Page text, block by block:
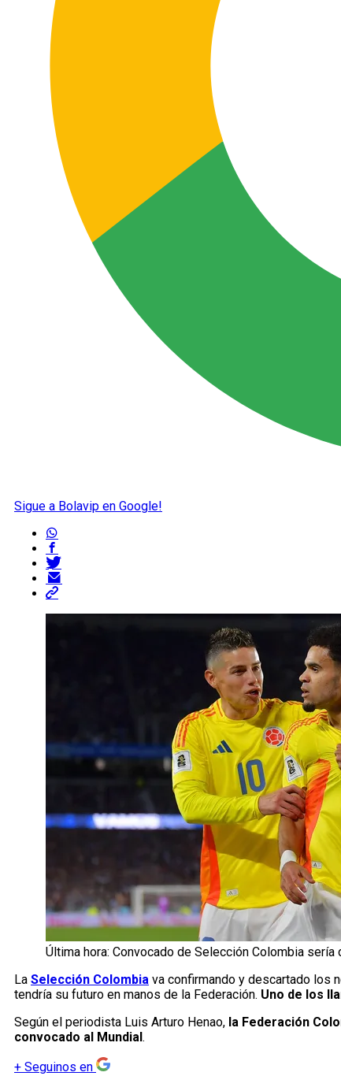
Sigue a Bolavip en Google!
Última hora: Convocado de Selección Colombia
La Selección Colombia va confirmando y descartado los
tendría su futuro en manos de la Federación. Uno de los
Según el periodista Luis Arturo Henao, la Federación
convocado al Mundial .
+ Seguinos en